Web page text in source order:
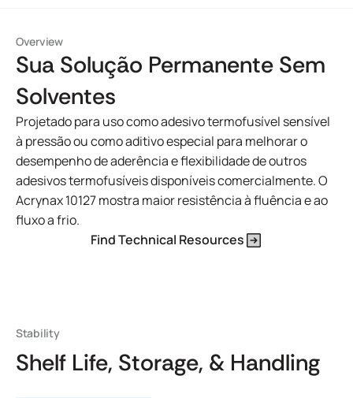
Overview
Sua Solução Permanente Sem
Solventes
Projetado para uso como adesivo termofusível sensível
à pressão ou como aditivo especial para melhorar o
desempenho de aderência e flexibilidade de outros
adesivos termofusíveis disponíveis comercialmente. O
Acrynax 10127 mostra maior resistência à fluência e ao
fluxo a frio.
Find Technical Resources
Stability
Shelf Life, Storage, & Handling